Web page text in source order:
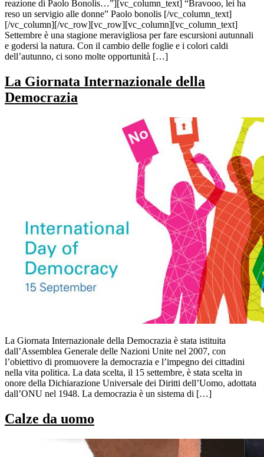
reazione di Paolo Bonolis…”][vc_column_text] “Bravooo, lei ha
reso un servigio alle donne” Paolo bonolis [/vc_column_text]
[/vc_column][/vc_row][vc_row][vc_column][vc_column_text]
Settembre è una stagione meravigliosa per fare escursioni autunnali
e godersi la natura. Con il cambio delle foglie e i colori caldi
dell’autunno, ci sono molte opportunità […]
La Giornata Internazionale della
Democrazia
La Giornata Internazionale della Democrazia è stata istituita
dall’Assemblea Generale delle Nazioni Unite nel 2007, con
l’obiettivo di promuovere la democrazia e l’impegno dei cittadini
nella vita politica. La data scelta, il 15 settembre, è stata scelta in
onore della Dichiarazione Universale dei Diritti dell’Uomo, adottata
dall’ONU nel 1948. La democrazia è un sistema di […]
Calze da uomo